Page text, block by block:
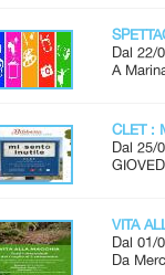
Dal 22/
A
CLET :
Dal 25/
VITA
Dal 01/
Da